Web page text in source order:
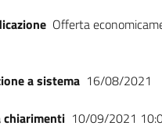
Offerta
a sistema 16/08/2021
chiarimenti 10/09/2021